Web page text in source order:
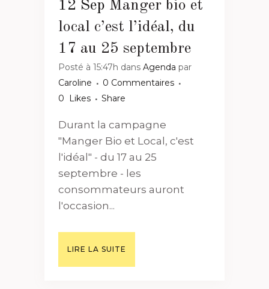
12 Sep Manger bio et
local c’est l’idéal, du
17 au 25 septembre
Posté à 15:47h dans Agenda par
Caroline
0 Commentaires
0
Likes Share
Durant la campagne
"Manger Bio et Local, c'est
l'idéal" - du 17 au 25
septembre - les
consommateurs auront
l'occasion...
LIRE LA SUITE